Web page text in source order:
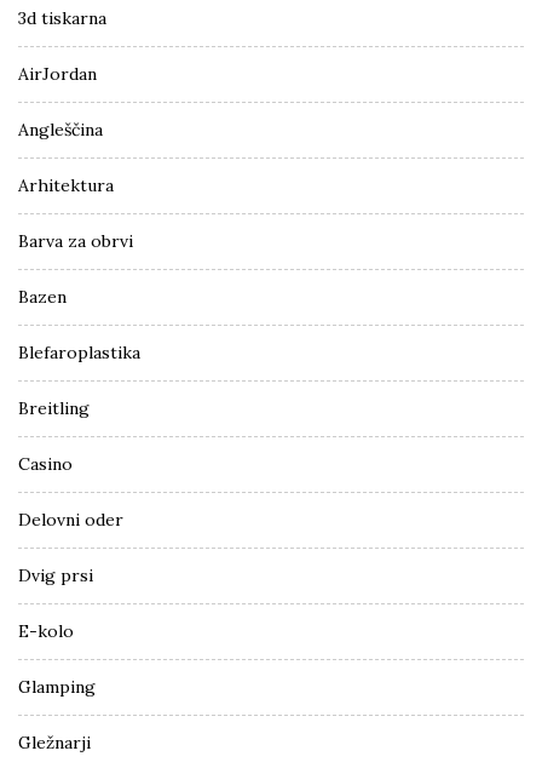
3d tiskarna
AirJordan
Angleščina
Arhitektura
Barva za obrvi
Bazen
Blefaroplastika
Breitling
Casino
Delovni oder
Dvig prsi
E-kolo
Glamping
Gležnarji